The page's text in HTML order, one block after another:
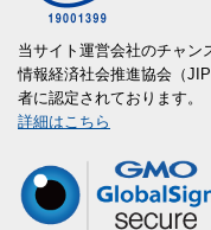
当サイト運営会社のチャン
情報経済社会推進協会（
者に認定されております。
詳細はこちら